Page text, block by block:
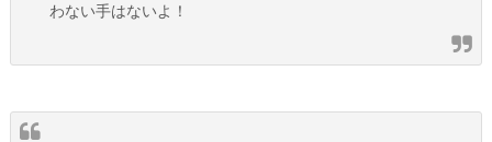
わない手はないよ！